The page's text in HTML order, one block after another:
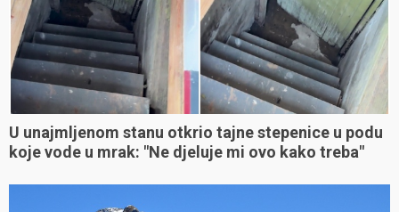
U unajmljenom stanu otkrio tajne stepenice u podu
koje vode u mrak: "Ne djeluje mi ovo kako treba"